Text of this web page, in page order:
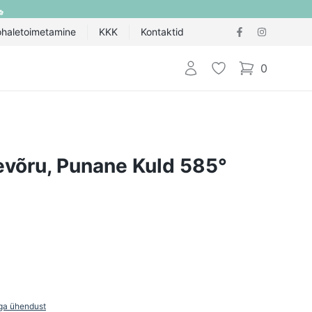
KKK Kontaktid
Logi sisseLemmik 0
items in cart,
Punane Kuld 585°
ühendust